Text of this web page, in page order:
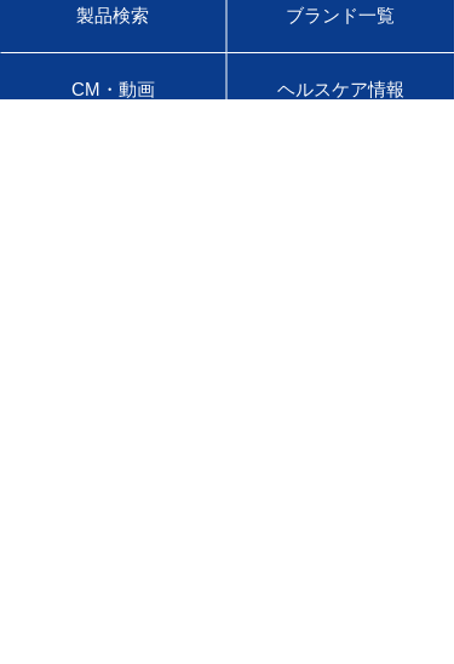
製品検索 ブランド一覧
CM・動画 ヘルスケア情報